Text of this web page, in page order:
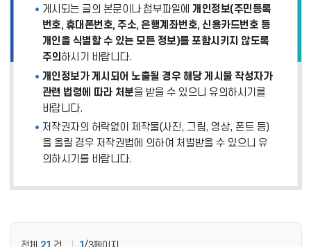
치
기
게시되는 글의 본문이나 첨부파일에 개인정보(주민등록
번호, 휴대폰번호, 주소, 은행계좌번호, 신용카드번호 등
개인을 식별할 수 있는 모든 정보)를 포함시키지 않도록
주의 하시기 바랍니다.
개인정보가 게시되어 노출될 경우 해당 게시물 작성자가
관련 법령에 따라 처분을 받을 수 있으니 유의하시기를
바랍니다.
저작권자의 허락없이 제작물(사진, 그림, 영상, 폰트 등)
을 올릴 경우 저작권법에 의하여 처벌받을 수 있으니 유
의하시기를 바랍니다.